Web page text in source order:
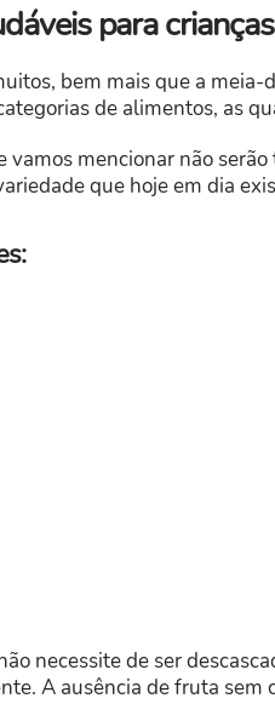
para
bem mais que a
de alimentos, as
vamos mencionar não
que hoje em dia
necessite de ser
A ausência de fruta